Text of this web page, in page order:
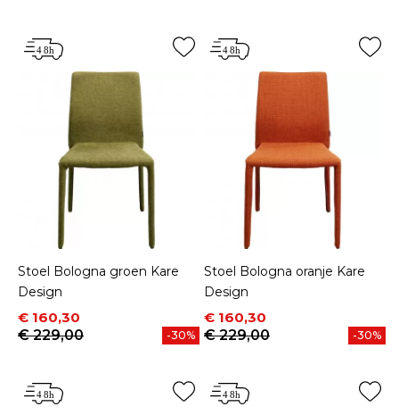
Stoel Bologna groen Kare
Design
Prijs
€ 160,30
Normale prijs
€ 229,00
-30%
Stoel Bologna oranje Kare
Design
Prijs
€ 160,30
Normale prijs
€ 229,00
-30%